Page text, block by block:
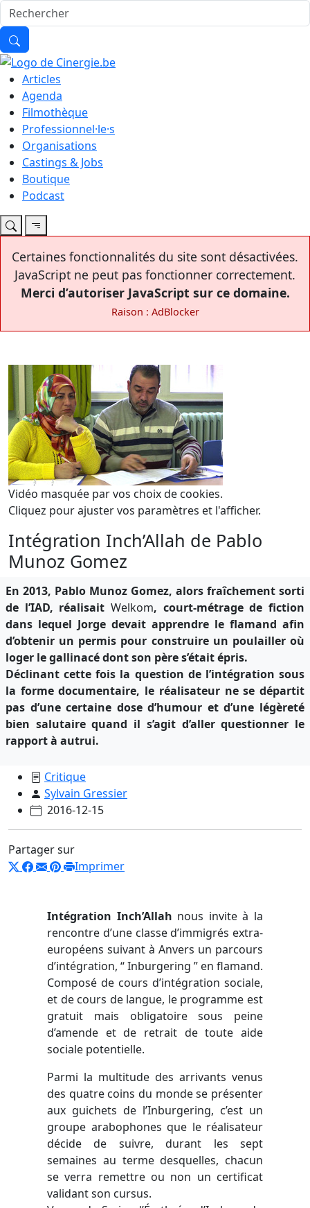
Articles
Agenda
Filmothèque
Professionnel·le·s
Organisations
Castings & Jobs
Boutique
Podcast
Certaines fonctionnalités du site sont désactivées.
JavaScript ne peut pas fonctionner correctement.
Merci d’autoriser JavaScript sur ce domaine.
Raison : AdBlocker
Vidéo masquée par vos choix de cookies.
Cliquez pour ajuster vos paramètres et l'afficher.
Intégration Inch’Allah de Pablo
Munoz Gomez
En 2013, Pablo Munoz Gomez, alors fraîchement sorti
de l’IAD, réalisait Welkom, court-métrage de fiction
dans lequel Jorge devait apprendre le flamand afin
d’obtenir un permis pour construire un poulailler où
loger le gallinacé dont son père s’était épris.
Déclinant cette fois la question de l’intégration sous
la forme documentaire, le réalisateur ne se départit
pas d’une certaine dose d’humour et d’une légèreté
bien salutaire quand il s’agit d’aller questionner le
rapport à autrui.
Critique
Sylvain Gressier
2016-12-15
Partager sur
Imprimer
Intégration Inch’Allah nous invite à la
rencontre d’une classe d’immigrés extra-
européens suivant à Anvers un parcours
d’intégration, “ Inburgering ” en flamand.
Composé de cours d’intégration sociale,
et de cours de langue, le programme est
gratuit mais obligatoire sous peine
d’amende et de retrait de toute aide
sociale potentielle.
Parmi la multitude des arrivants venus
des quatre coins du monde se présenter
aux guichets de l’Inburgering, c’est un
groupe arabophones que le réalisateur
décide de suivre, durant les sept
semaines au terme desquelles, chacun
se verra remettre ou non un certificat
validant son cursus.